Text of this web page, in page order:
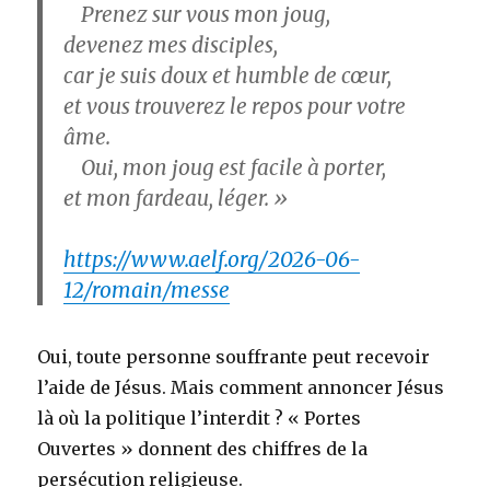
Prenez sur vous mon joug,
devenez mes disciples,
car je suis doux et humble de cœur,
et vous trouverez le repos pour votre
âme.
Oui, mon joug est facile à porter,
et mon fardeau, léger. »
https://www.aelf.org/2026-06-
12/romain/messe
Oui, toute personne souffrante peut recevoir
l’aide de Jésus. Mais comment annoncer Jésus
là où la politique l’interdit ? « Portes
Ouvertes » donnent des chiffres de la
persécution religieuse.